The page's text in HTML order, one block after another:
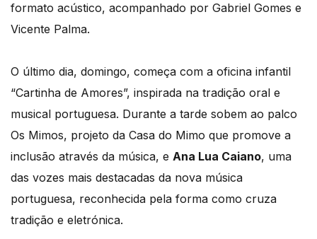
formato acústico, acompanhado por Gabriel Gomes e
Vicente Palma.
O último dia, domingo, começa com a oficina infantil
“Cartinha de Amores”, inspirada na tradição oral e
musical portuguesa. Durante a tarde sobem ao palco
Os Mimos, projeto da Casa do Mimo que promove a
inclusão através da música, e Ana Lua Caiano, uma
das vozes mais destacadas da nova música
portuguesa, reconhecida pela forma como cruza
tradição e eletrónica.